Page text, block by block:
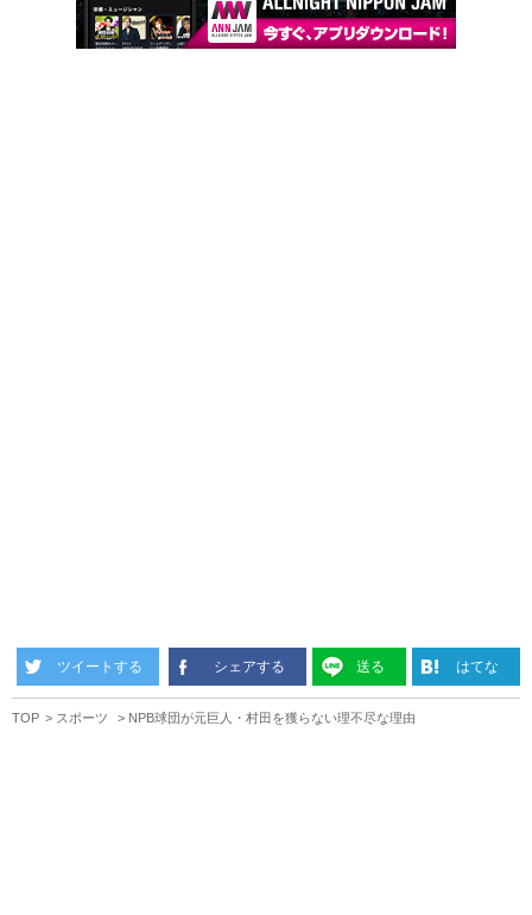
ツイートする シェアする 送る はてな
TOP スポーツ NPB球団が元巨人・村田を獲らない理不尽な理由